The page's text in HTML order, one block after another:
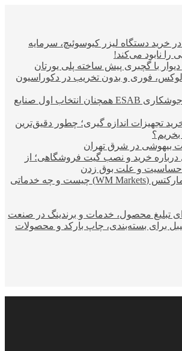
در خرید دستگاه لیزر کیوسوئیچ، سرمایه
را نابود می‌کند!
دیوار با گچبری پیش ساخته پلی یورتان
فوری و بدون تخریب در دکوراسیون
چرا محصولات جوشکاری ESAB همچنان انتخاب اول صنایع
تجهیزات اندازه گیری؛ چطور دقیق‌ترین
بخریم؟
بیهوشی در شرق تهران
درباره خرید و نصب گیت فروشگاهی؛ از
حساسیت و علت بوق زدن
بروکر دبلیو ام مارکتس (WM Markets) چیست و چه خدماتی
تبلیغ محصول، خدمات و برندینگ در صنعت
برای بسته‌بندی، چاپ بارکد و محصولات